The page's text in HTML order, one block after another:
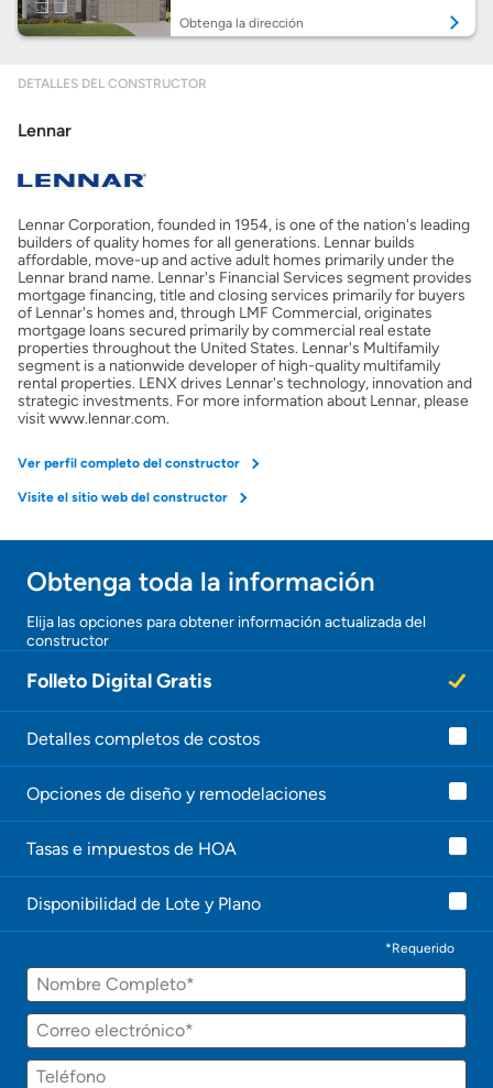
Obtener ofertas por mi casa
Obtenga la dirección
DETALLES DEL CONSTRUCTOR
Lennar
Lennar Corporation, founded in 1954, is one of the nation's leading
builders of quality homes for all generations. Lennar builds
affordable, move-up and active adult homes primarily under the
Lennar brand name. Lennar's Financial Services segment provides
mortgage financing, title and closing services primarily for buyers
of Lennar's homes and, through LMF Commercial, originates
mortgage loans secured primarily by commercial real estate
properties throughout the United States. Lennar's Multifamily
segment is a nationwide developer of high-quality multifamily
rental properties. LENX drives Lennar's technology, innovation and
strategic investments. For more information about Lennar, please
visit www.lennar.com.
Ver perfil completo del constructor
Visite el sitio web del constructor
Obtenga toda la información
Elija las opciones para obtener información actualizada del
constructor
Folleto Digital Gratis
Detalles completos de costos
Opciones de diseño y remodelaciones
Tasas e impuestos de HOA
Disponibilidad de Lote y Plano
*Requerido